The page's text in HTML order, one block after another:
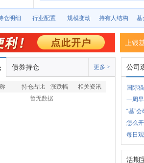
仓明细 行业配置 规模变动 持有人结构 基
上银
债券持仓 更多 >
持仓占比 涨跌幅
相关资讯
暂无数据
公司
国际
一周
“基”
怎么
每日
活期